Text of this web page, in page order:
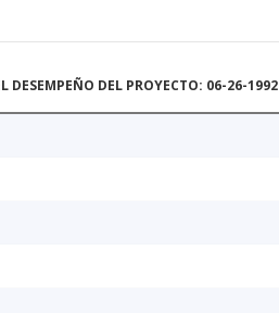
DESEMPEÑO DEL PROYECTO: 06-26-1992